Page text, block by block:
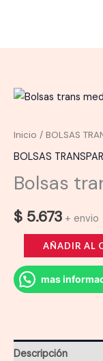
contenido
Inicio / BOLSAS
BOLSAS
Bolsas
$ 5.673 + envio
trans
med:
AÑADIR AL
mas
Descripción